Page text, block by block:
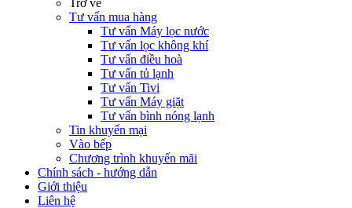
Tư vấn mua hàng
Tư vấn Máy lọc nước
Tư vấn lọc không khí
Tư vấn điều hoà
Tư vấn tủ lạnh
Tư vấn Tivi
Tư vấn Máy giặt
Tư vấn bình nóng lạnh
Tin khuyến mại
Vào bếp
Chương trình khuyến mãi
Chính sách - hướng dẫn
Giới thiệu
Liên hệ